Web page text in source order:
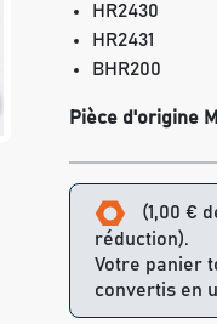
HR2430
HR2431
BHR200
Pièce d'origine
(1,00 €
réduction).
Votre panier
convertis en